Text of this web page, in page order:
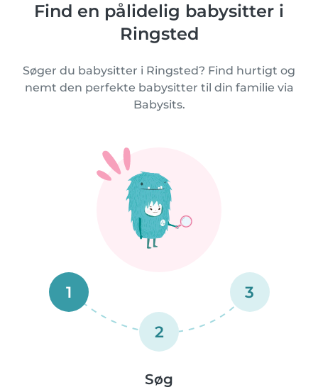
Find en pålidelig babysitter i
Ringsted
Søger du babysitter i Ringsted? Find hurtigt og
nemt den perfekte babysitter til din familie via
Babysits.
1
2
3
Søg